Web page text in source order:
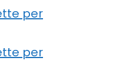
per
per